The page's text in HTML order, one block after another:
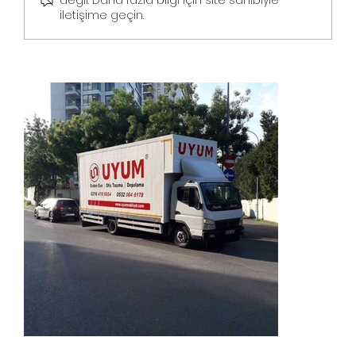
İstanbul İzmir Evden Eve Nakliyat
iletişime geçin.